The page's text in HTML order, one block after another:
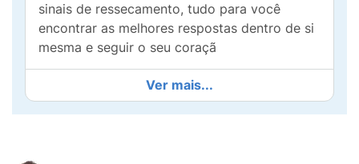
sinais de ressecamento, tudo para você
encontrar as melhores respostas dentro de si
mesma e seguir o seu coraçã
Extrato de Oliva.
retirado a partir do fruto da Oliveira. Desde a
antiguidade o óleo é estudado pelas suas
Ver mais...